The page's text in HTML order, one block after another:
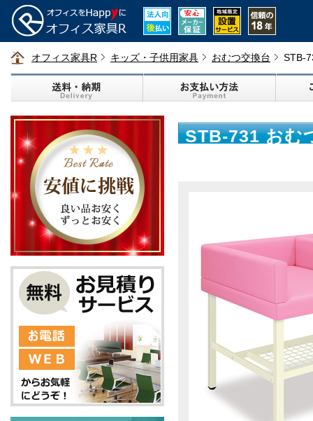
オフィス家具R キッズ・子供用家具 おむつ交換台 STB-
STB-731 おむ